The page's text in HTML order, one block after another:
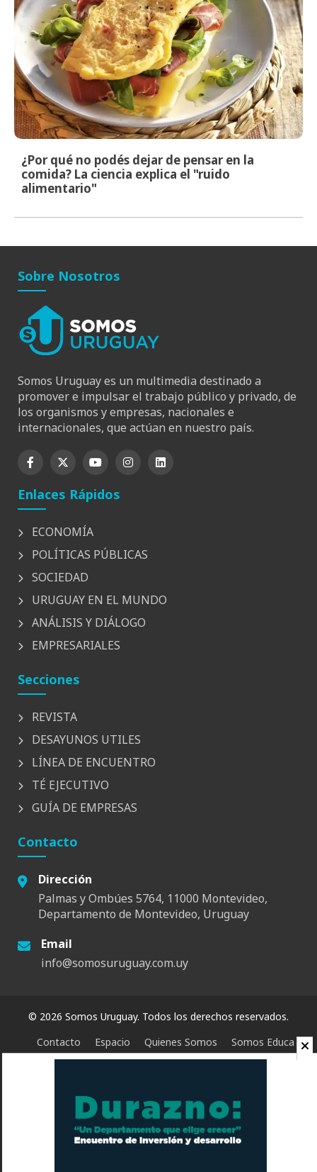
¿Por qué no podés dejar de pensar en la
comida? La ciencia explica el "ruido
alimentario"
Sobre Nosotros
Somos Uruguay es un multimedia destinado a
promover e impulsar el trabajo público y privado, de
los organismos y empresas, nacionales e
internacionales, que actúan en nuestro país.
Enlaces Rápidos
ECONOMÍA
POLÍTICAS PÚBLICAS
SOCIEDAD
URUGUAY EN EL MUNDO
ANÁLISIS Y DIÁLOGO
EMPRESARIALES
Secciones
REVISTA
DESAYUNOS UTILES
LÍNEA DE ENCUENTRO
TÉ EJECUTIVO
GUÍA DE EMPRESAS
Contacto
Dirección
Palmas y Ombúes 5764, 11000 Montevideo,
Departamento de Montevideo, Uruguay
Email
info@somosuruguay.com.uy
© 2026 Somos Uruguay. Todos los derechos reservados.
Contacto
Espacio Quienes Somos Somos Educa